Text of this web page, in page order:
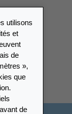
utilisons
et
de
»,
que
de